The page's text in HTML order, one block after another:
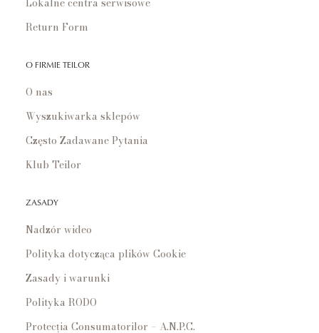
Return Form
O FIRMIE TEILOR
O nas
Wyszukiwarka sklepów
Często Zadawane Pytania
Klub Teilor
ZASADY
Nadzór wideo
Polityka dotycząca plików Cookie
Zasady i warunki
Polityka RODO
Protecția Consumatorilor – A.N.P.C.